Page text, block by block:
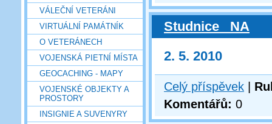
VÁLEČNÍ VETERÁNI
VIRTUÁLNÍ PAMÁTNÍK
O VETERÁNECH
VOJENSKÁ PIETNÍ MÍSTA
GEOCACHING - MAPY
VOJENSKÉ OBJEKTY A
PROSTORY
INSIGNIE A SUVENYRY
Studnice _NA
2. 5. 2010
Celý příspěvek
Komentářů: 0